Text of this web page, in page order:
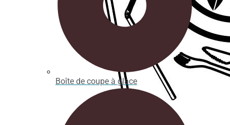
Boîte de coupe à glace